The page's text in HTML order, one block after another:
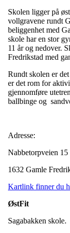
Skolen ligger på
vollgravene rundt
beliggenhet med
skole har en stor
11 år og nedover.
Fredrikstad med
Rundt skolen er
er det rom for
gjennomføre
ballbinge og
Adresse:
Nabbetorpveien 15
1632 Gamle
Kartlink finner du
ØstFit
Sagabakken skole.